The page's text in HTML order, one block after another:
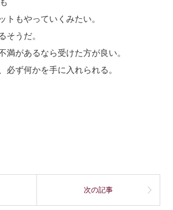
トもやっていくみたい。
そうだ。
満があるなら受けた方が良い。
必ず何かを手に入れられる。
次の記事